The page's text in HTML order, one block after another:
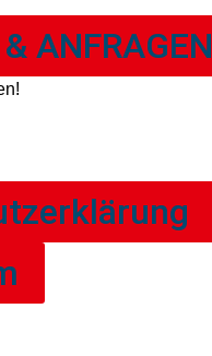
ANFRAGEN